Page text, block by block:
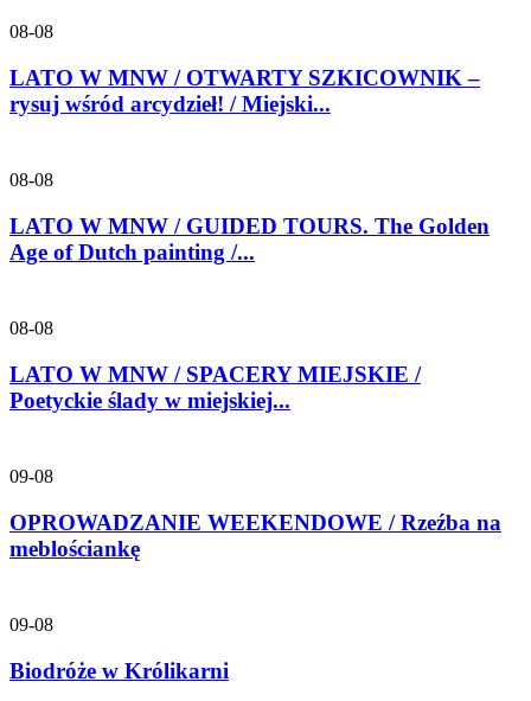
08-08
LATO W MNW / OTWARTY SZKICOWNIK –
rysuj wśród arcydzieł! / Miejski...
08-08
LATO W MNW / GUIDED TOURS. The Golden
Age of Dutch painting /...
08-08
LATO W MNW / SPACERY MIEJSKIE /
Poetyckie ślady w miejskiej...
09-08
OPROWADZANIE WEEKENDOWE / Rzeźba na
meblościankę
09-08
Biodróże w Królikarni